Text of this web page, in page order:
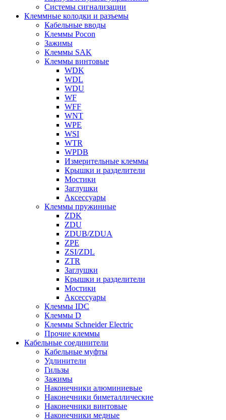
Системы сигнализации
Клеммные колодки и разъемы
Кабельные вводы
Клеммы Pocon
Зажимы
Клеммы SAK
Клеммы винтовые
WDK
WDL
WDU
WF
WFF
WNT
WPE
WSI
WTR
WPDB
Измерительные клеммы
Крышки и разделители
Мостики
Заглушки
Аксессуары
Клеммы пружинные
ZDK
ZDU
ZDUB/ZDUA
ZPE
ZSI/ZDL
ZTR
Заглушки
Крышки и разделители
Мостики
Аксессуары
Клеммы IDC
Клеммы D
Клеммы Schneider Electric
Прочие клеммы
Кабельные соединители
Кабельные муфты
Удлинители
Гильзы
Зажимы
Наконечники алюминиевые
Наконечники биметаллические
Наконечники винтовые
Наконечники медные